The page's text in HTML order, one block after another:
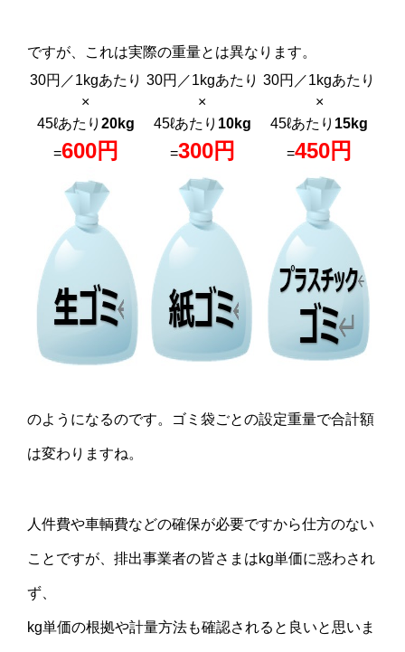
ですが、これは実際の重量とは異なります。
30円／1kgあたり
×
45ℓあたり 20kg
=600円
30円／1kgあたり
×
45ℓあたり 10kg
=300円
30円／1kgあたり
×
45ℓあたり 15kg
=450円
のようになるのです。ゴミ袋ごとの設定重量で合計額
は変わりますね。
人件費や車輌費などの確保が必要ですから仕方のない
ことですが、排出事業者の皆さまはkg単価に惑わされ
ず、
kg単価の根拠や計量方法も確認されると良いと思いま